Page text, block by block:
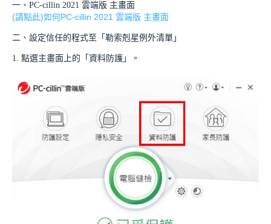
一、PC-cillin 2021 雲端版 主畫面
(請點此)如何PC-cillin 2021 雲端版 主畫面
二、設定信任的程式至「勒索剋星例外清單」
1. 點選主畫面上的「資料防護」。